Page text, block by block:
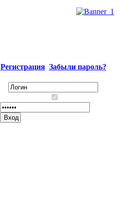
Регистрация Забыли пароль?